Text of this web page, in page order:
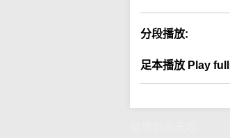
分段播放:
足本播放 Play